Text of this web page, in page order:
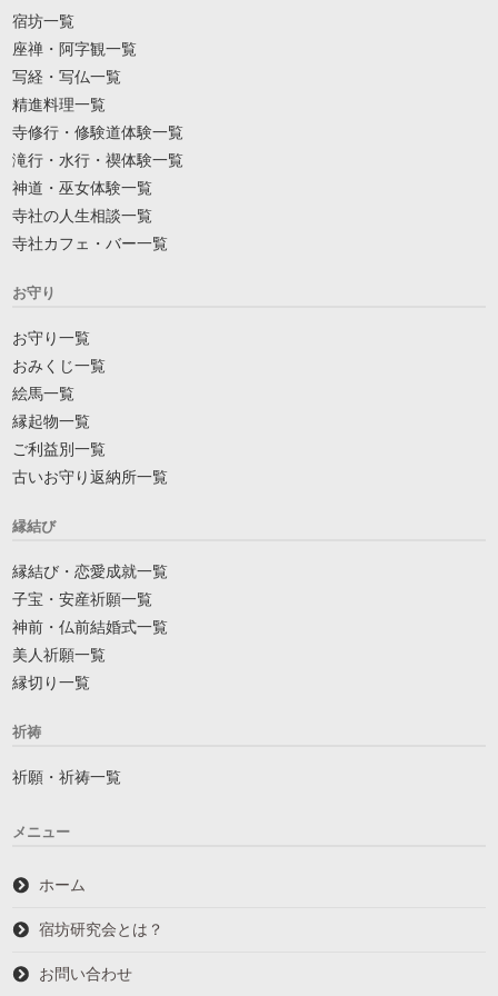
宿坊一覧
座禅・阿字観一覧
写経・写仏一覧
精進料理一覧
寺修行・修験道体験一覧
滝行・水行・禊体験一覧
神道・巫女体験一覧
寺社の人生相談一覧
寺社カフェ・バー一覧
お守り
お守り一覧
おみくじ一覧
絵馬一覧
縁起物一覧
ご利益別一覧
古いお守り返納所一覧
縁結び
縁結び・恋愛成就一覧
子宝・安産祈願一覧
神前・仏前結婚式一覧
美人祈願一覧
縁切り一覧
祈祷
祈願・祈祷一覧
メニュー
ホーム
宿坊研究会とは？
お問い合わせ